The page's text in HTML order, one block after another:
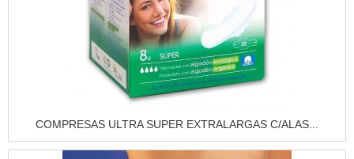
Vista rápida
COMPRESAS ULTRA SUPER EXTRALARGAS C/ALAS...